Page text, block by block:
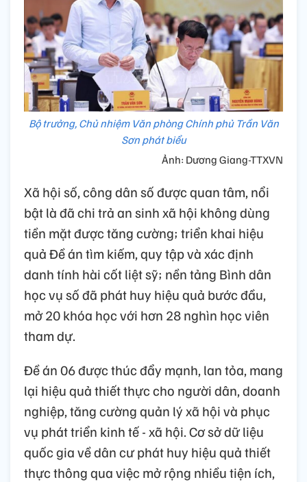
Bộ trưởng, Chủ nhiệm Văn phòng Chính phủ Trần Văn
Sơn phát biểu
Ảnh: Dương Giang-TTXVN
Xã hội số, công dân số được quan tâm, nổi
bật là đã chi trả an sinh xã hội không dùng
tiền mặt được tăng cường; triển khai hiệu
quả Đề án tìm kiếm, quy tập và xác định
danh tính hài cốt liệt sỹ; nền tảng Bình dân
học vụ số đã phát huy hiệu quả bước đầu,
mở 20 khóa học với hơn 28 nghìn học viên
tham dự.
Đề án 06 được thúc đẩy mạnh, lan tỏa, mang
lại hiệu quả thiết thực cho người dân, doanh
nghiệp, tăng cường quản lý xã hội và phục
vụ phát triển kinh tế - xã hội. Cơ sở dữ liệu
quốc gia về dân cư phát huy hiệu quả thiết
thực thông qua việc mở rộng nhiều tiện ích,